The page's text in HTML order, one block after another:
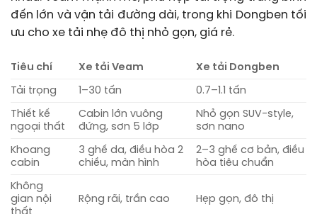
đến lớn và vận tải đường dài, trong khi Dongben tối
ưu cho xe tải nhẹ đô thị nhỏ gọn, giá rẻ.
Tiêu chí Xe tải Veam Xe tải Dongben
Tải trọng 1–30 tấn 0.7–1.1 tấn
Thiết kế
ngoại thất
Cabin lớn vuông
đứng, sơn 5 lớp
Nhỏ gọn SUV-style,
sơn nano
Khoang
cabin
3 ghế da, điều hòa 2
chiều, màn hình
2–3 ghế cơ bản, điều
hòa tiêu chuẩn
Không
gian nội
Rộng rãi, trần cao Hẹp gọn, đô thị